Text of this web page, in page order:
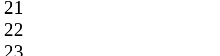
21
22
23